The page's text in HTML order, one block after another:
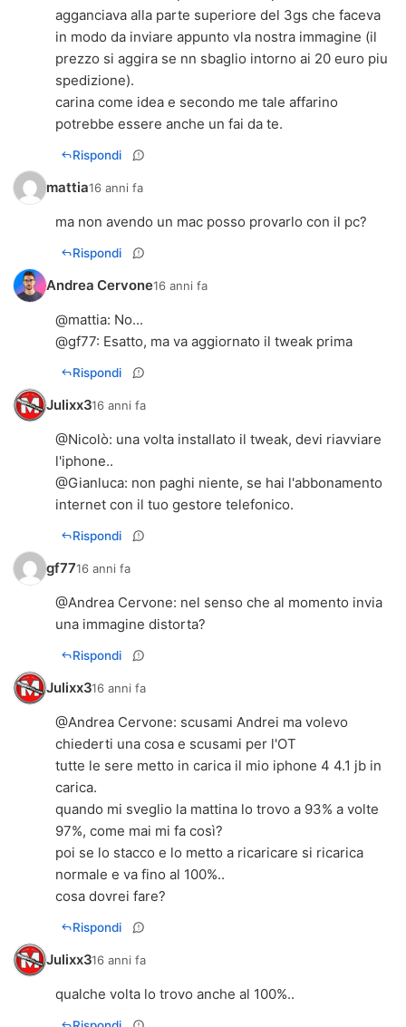
agganciava alla parte superiore del 3gs che faceva
in modo da inviare appunto vla nostra immagine (il
prezzo si aggira se nn sbaglio intorno ai 20 euro piu
spedizione).
carina come idea e secondo me tale affarino
potrebbe essere anche un fai da te.
Rispondi
mattia16 anni fa
ma non avendo un mac posso provarlo con il pc?
Rispondi
Andrea Cervone16 anni fa
@mattia: No...
@gf77: Esatto, ma va aggiornato il tweak prima
Rispondi
Julixx316 anni fa
@Nicolò: una volta installato il tweak, devi riavviare
l'iphone..
@Gianluca: non paghi niente, se hai l'abbonamento
internet con il tuo gestore telefonico.
Rispondi
gf7716 anni fa
@Andrea Cervone: nel senso che al momento invia
una immagine distorta?
Rispondi
Julixx316 anni fa
@Andrea Cervone: scusami Andrei ma volevo
chiederti una cosa e scusami per l'OT
tutte le sere metto in carica il mio iphone 4 4.1 jb in
carica.
quando mi sveglio la mattina lo trovo a 93% a volte
97%, come mai mi fa così?
poi se lo stacco e lo metto a ricaricare si ricarica
normale e va fino al 100%..
cosa dovrei fare?
Rispondi
Julixx316 anni fa
qualche volta lo trovo anche al 100%..